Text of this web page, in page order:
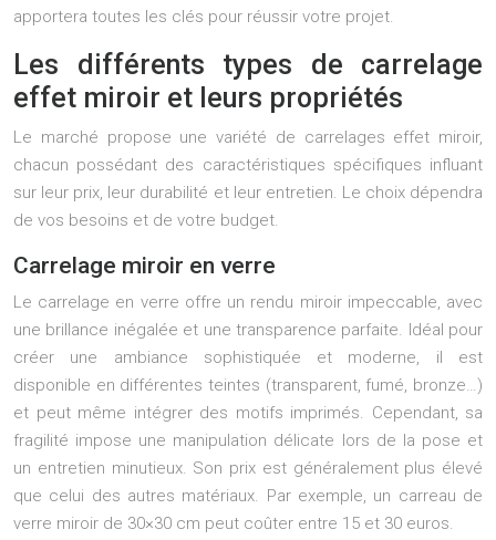
apportera toutes les clés pour réussir votre projet.
Les différents types de carrelage
effet miroir et leurs propriétés
Le marché propose une variété de carrelages effet miroir,
chacun possédant des caractéristiques spécifiques influant
sur leur prix, leur durabilité et leur entretien. Le choix dépendra
de vos besoins et de votre budget.
Carrelage miroir en verre
Le carrelage en verre offre un rendu miroir impeccable, avec
une brillance inégalée et une transparence parfaite. Idéal pour
créer une ambiance sophistiquée et moderne, il est
disponible en différentes teintes (transparent, fumé, bronze…)
et peut même intégrer des motifs imprimés. Cependant, sa
fragilité impose une manipulation délicate lors de la pose et
un entretien minutieux. Son prix est généralement plus élevé
que celui des autres matériaux. Par exemple, un carreau de
verre miroir de 30×30 cm peut coûter entre 15 et 30 euros.